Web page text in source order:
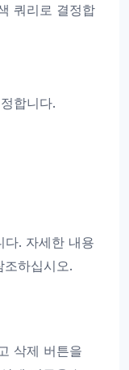
쿼리로 결정합
합니다.
다. 자세한 내용
조하십시오.
삭제 버튼을